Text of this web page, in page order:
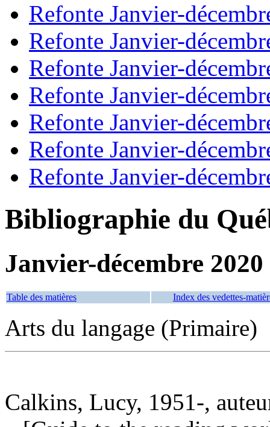
Refonte Janvier-
Refonte Janvier-
Refonte Janvier-
Refonte Janvier-
Refonte Janvier-
Refonte Janvier-
Refonte Janvier-
Bibliographie du
Janvier-décembre 2020
Table des matières Index des vedettes-
Arts du langage (Primaire)
Calkins, Lucy, 1951-,